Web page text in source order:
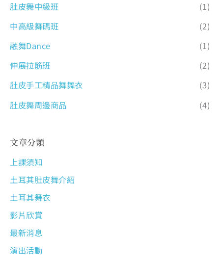
肚皮舞中級班
(1)
中高級舞碼班
(2)
融舞Dance
(1)
伸展拉筋班
(2)
肚皮手工精品舞舞衣
(3)
肚皮舞周邊商品
(4)
文章分類
上課須知
土耳其肚皮舞介紹
土耳其舞衣
影片欣賞
最新消息
演出活動